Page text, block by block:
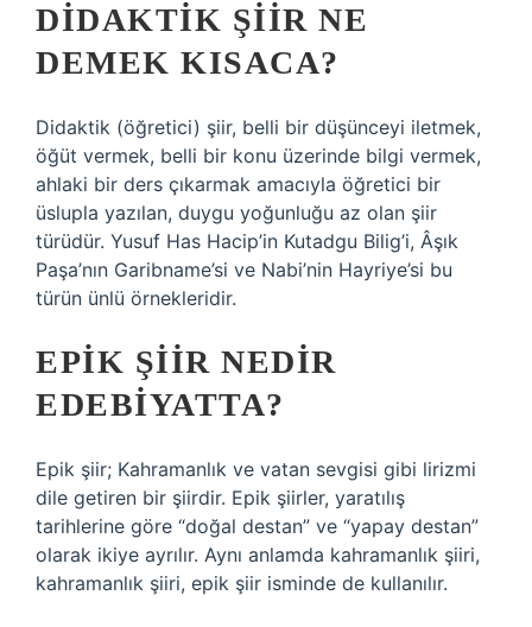
DIDAKTIK ŞIIR NE
DEMEK KISACA?
Didaktik (öğretici) şiir, belli bir düşünceyi iletmek,
öğüt vermek, belli bir konu üzerinde bilgi vermek,
ahlaki bir ders çıkarmak amacıyla öğretici bir
üslupla yazılan, duygu yoğunluğu az olan şiir
türüdür. Yusuf Has Hacip’in Kutadgu Bilig’i, Âşık
Paşa’nın Garibname’si ve Nabi’nin Hayriye’si bu
türün ünlü örnekleridir.
EPIK ŞIIR NEDIR
EDEBIYATTA?
Epik şiir; Kahramanlık ve vatan sevgisi gibi lirizmi
dile getiren bir şiirdir. Epik şiirler, yaratılış
tarihlerine göre “doğal destan” ve “yapay destan”
olarak ikiye ayrılır. Aynı anlamda kahramanlık şiiri,
kahramanlık şiiri, epik şiir isminde de kullanılır.